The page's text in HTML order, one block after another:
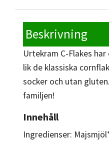
Beskrivning
Urtekram C-Flakes
lik de klassiska
socker och utan
familjen!
Innehåll
Ingredienser: